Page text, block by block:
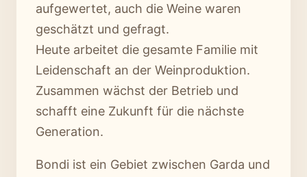
aufgewertet, auch die Weine waren
geschätzt und gefragt.
Heute arbeitet die gesamte Familie mit
Leidenschaft an der Weinproduktion.
Zusammen wächst der Betrieb und
schafft eine Zukunft für die nächste
Generation.
Bondi ist ein Gebiet zwischen Garda und